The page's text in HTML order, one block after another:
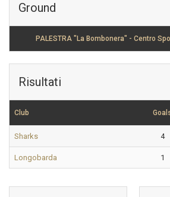
Ground
PALESTRA "La Bombonera" - Centro
Risultati
Club
Sharks 4
Longobarda 1